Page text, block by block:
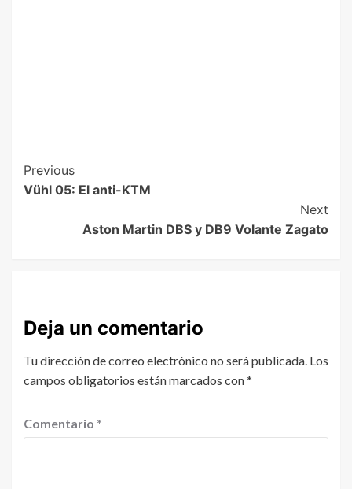
Previous
Vühl 05: El anti-KTM
Next
Aston Martin DBS y DB9 Volante Zagato
Deja un comentario
Tu dirección de correo electrónico no será publicada. Los
campos obligatorios están marcados con*
Comentario *